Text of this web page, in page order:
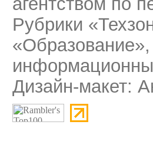
Рубрики
Дизайн-макет: